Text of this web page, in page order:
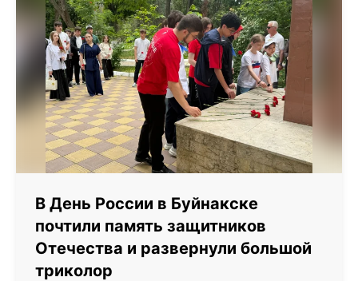
В День России в Буйнакске
почтили память защитников
Отечества и развернули большой
триколор